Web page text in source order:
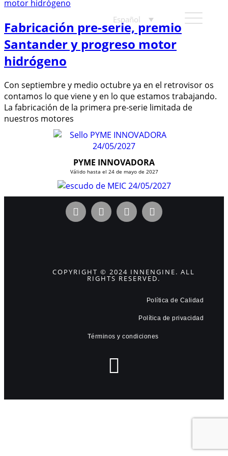
Español
Fabricación pre-serie, premio
Santander y progreso motor
hidrógeno
Con septiembre y medio octubre ya en el retrovisor os
contamos lo que viene y en lo que estamos trabajando.
La fabricación de la primera pre-serie limitada de
nuestros motores
PYME INNOVADORA
Válido hasta el 24 de mayo de 2027
COPYRIGHT © 2024 INNENGINE. ALL
RIGHTS RESERVED.
Política de Calidad
Política de privacidad
Términos y condiciones